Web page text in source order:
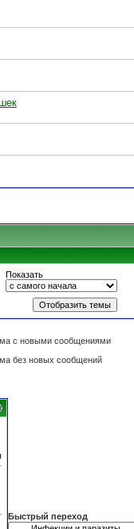
Показать
с новыми сообщениями
без новых сообщений
Быстрый переход